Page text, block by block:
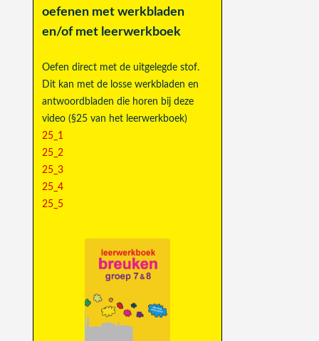
oefenen met werkbladen
en/of met leerwerkboek
Oefen direct met de uitgelegde stof.
Dit kan met de losse werkbladen en
antwoordbladen die horen bij deze
video (§25 van het leerwerkboek)
25_1
25_2
25_3
25_4
25_5